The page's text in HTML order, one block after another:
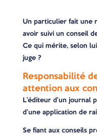
Un particulier fait une
avoir suivi un conseil
Ce qui mérite, selon
juge ?
Responsabilité
attention aux
L’éditeur d’un
d’une application de
Se fiant aux conseils